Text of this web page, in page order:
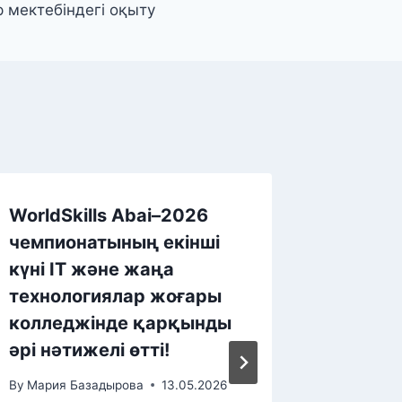
оқыту
WorldSkills Abai–2026
чемпионатының екінші
күні IT және жаңа
технологиялар жоғары
колледжінде қарқынды
әрі нәтижелі өтті!
By Мария Базадырова 13.05.2026